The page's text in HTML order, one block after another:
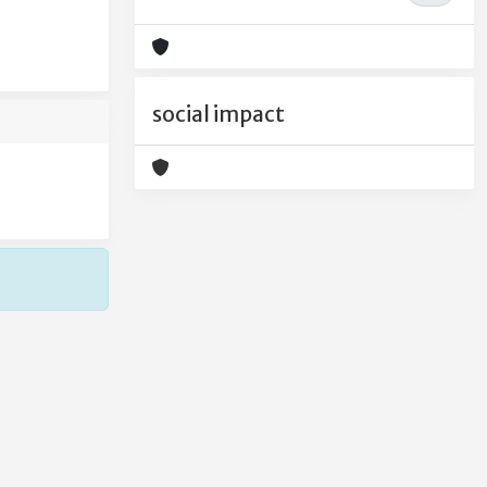
social impact